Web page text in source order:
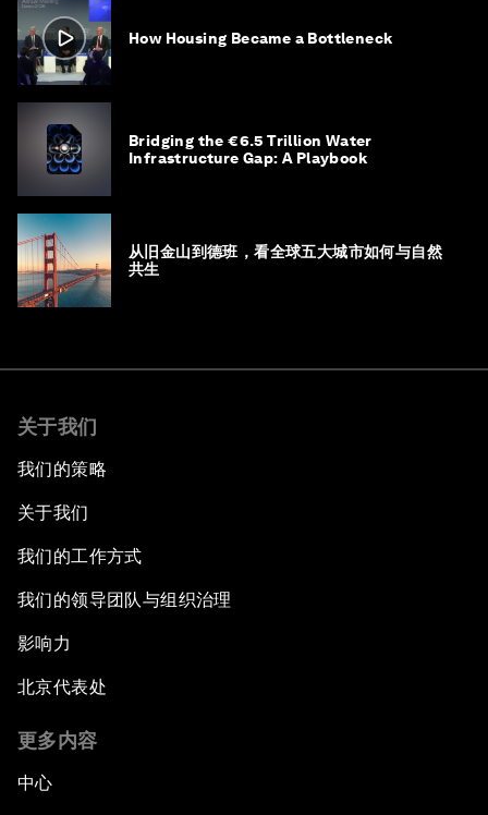
How Housing Became a Bottleneck
Bridging the €6.5 Trillion Water
Infrastructure Gap: A Playbook
从旧金山到德班，看全球五大城市如何与自然
共生
关于我们
我们的策略
关于我们
我们的工作方式
我们的领导团队与组织治理
影响力
北京代表处
更多内容
中心